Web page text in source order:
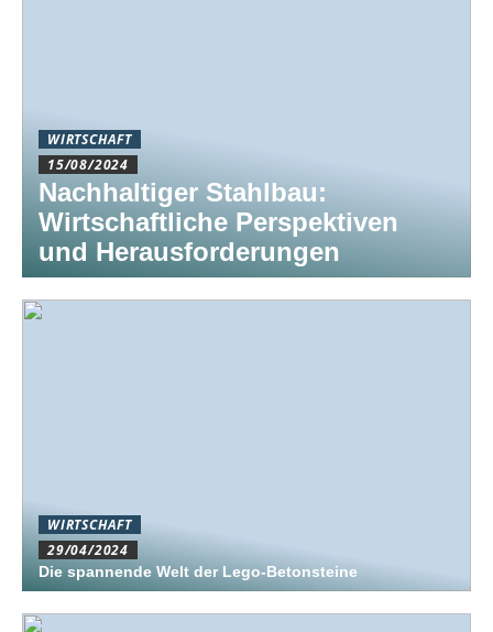
WIRTSCHAFT
15/08/2024
Nachhaltiger Stahlbau:
Wirtschaftliche Perspektiven
und Herausforderungen
WIRTSCHAFT
29/04/2024
Die spannende Welt der Lego-Betonsteine